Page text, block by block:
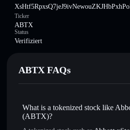
Ticker
ABTX
Status
Verifiziert
ABTX FAQs
What is a tokenized stock like
(ABTX)?